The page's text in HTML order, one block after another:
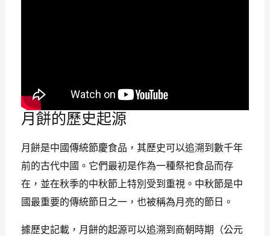
月餅的歷史起源
月餅是中國傳統節慶食品，其歷史可以追溯到數千年
前的古代中國。它們最初是作為一種祭祀食品而存
在，並在秋季的中秋節上特別受到重視。中秋節是中
國最重要的傳統節日之一，也被稱為月亮的節日。
據歷史記載，月餅的起源可以追溯到商朝時期（公元